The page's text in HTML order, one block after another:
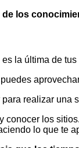
los
la última de
realizar
conocer los
lo que te